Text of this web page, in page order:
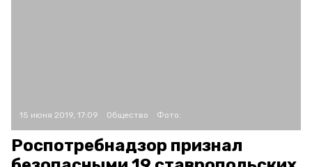
15 июня 2019, 17:09 Общество Фото:
Роспотребнадзор признал